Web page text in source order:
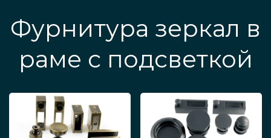
Фурнитура зеркал в
раме с подсветкой